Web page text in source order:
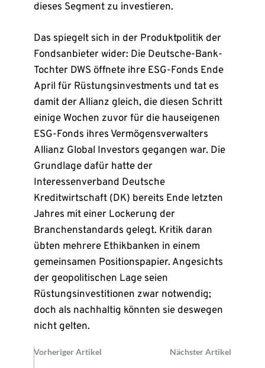
dieses Segment zu investieren.
Das spiegelt sich in der Produktpolitik der
Fondsanbieter wider: Die Deutsche-Bank-
Tochter DWS öffnete ihre ESG-Fonds Ende
April für Rüstungsinvestments und tat es
damit der Allianz gleich, die diesen Schritt
einige Wochen zuvor für die hauseigenen
ESG-Fonds ihres Vermögensverwalters
Allianz Global Investors gegangen war. Die
Grundlage dafür hatte der
Interessenverband Deutsche
Kreditwirtschaft (DK) bereits Ende letzten
Jahres mit einer Lockerung der
Branchenstandards gelegt. Kritik daran
übten mehrere Ethikbanken in einem
gemeinsamen Positionspapier. Angesichts
der geopolitischen Lage seien
Rüstungsinvestitionen zwar notwendig;
doch als nachhaltig könnten sie deswegen
nicht gelten.
Vorheriger Artikel Nächster Artikel